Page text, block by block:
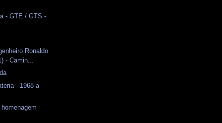
- GTE / GTS -
Ronaldo
- Camin...
- 1968 a